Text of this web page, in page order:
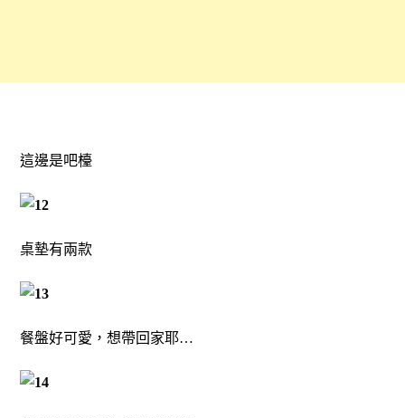
這邊是吧檯
桌墊有兩款
餐盤好可愛，想帶回家耶…